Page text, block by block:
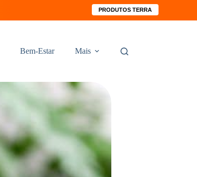
PRODUTOS TERRA
Bem-Estar Mais